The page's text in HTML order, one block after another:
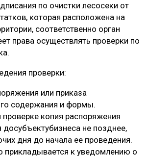
по очистки лесосеки от
которая расположена на
соответственно орган
права осуществлять проверки по
проверки:
или приказа
содержания и формы.
проверке копия распоряжения
досубъектубизнеса не позднее,
дня до начала ее проведения.
прикладывается к уведомлению о